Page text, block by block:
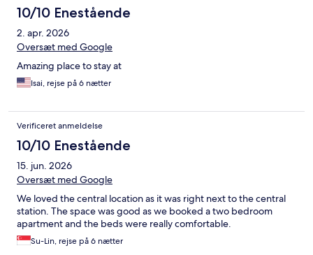
10/10 Enestående
2. apr. 2026
Oversæt med Google
Amazing place to stay at
Isai, rejse på 6 nætter
Verificeret anmeldelse
10/10 Enestående
15. jun. 2026
Oversæt med Google
We loved the central location as it was right next to the central
station. The space was good as we booked a two bedroom
apartment and the beds were really comfortable.
Su-Lin, rejse på 6 nætter